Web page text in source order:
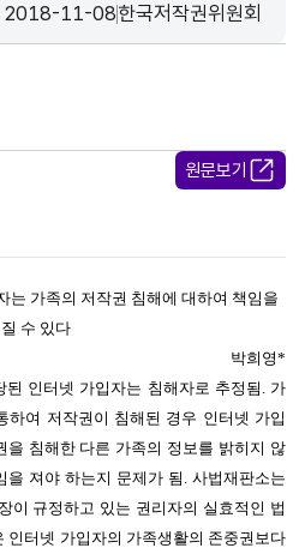
등록일
2018-11-08
수집기관
한국저작권위원회
원문보기
는 가족의 저작권 침해에 대하여 책임을
질 수 있다
박희영*
된 인터넷 가입자는 침해자로 추정됨. 가
하여 저작권이 침해된 경우 인터넷 가입
을 침해한 다른 가족의 정보를 밝히지 않
을 져야 하는지 문제가 됨. 사법재판소는
이 규정하고 있는 권리자의 실효적인 법
인터넷 가입자의 가족생활의 존중권 보다